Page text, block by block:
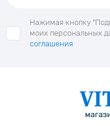
Нажимая кнопку
моих персональных
соглашения